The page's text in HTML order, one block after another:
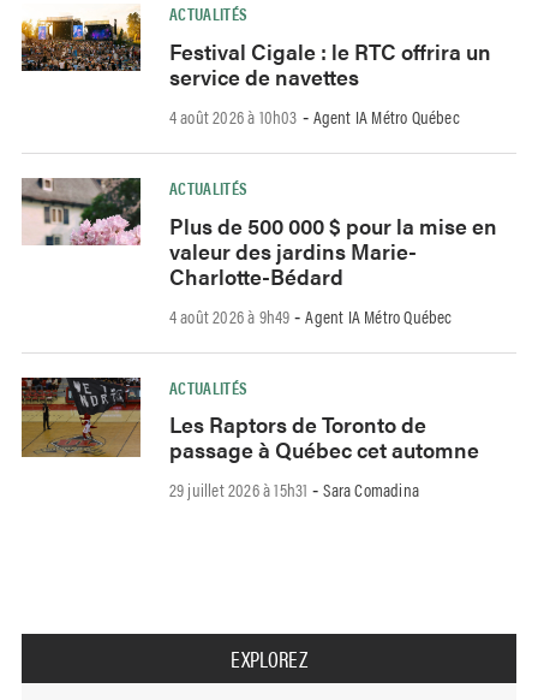
ACTUALITÉS
Festival Cigale : le RTC offrira un
service de navettes
4 août 2026 à 10h03 - Agent IA Métro Québec
ACTUALITÉS
Plus de 500 000 $ pour la mise en
valeur des jardins Marie-
Charlotte-Bédard
4 août 2026 à 9h49 -Agent IA Métro Québec
ACTUALITÉS
Les Raptors de Toronto de
passage à Québec cet automne
29 juillet 2026 à 15h31 -Sara Comadina
EXPLOREZ